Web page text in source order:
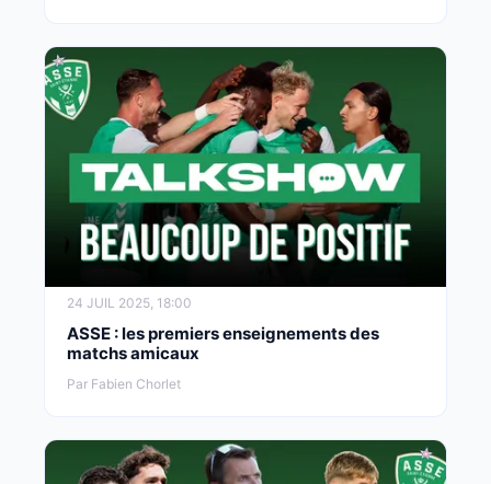
24 JUIL 2025, 18:00
ASSE : les premiers enseignements des
matchs amicaux
Par Fabien Chorlet